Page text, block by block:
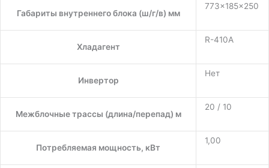
Габариты внутреннего блока (ш/г/в) мм
773×185×250
Хладагент
R-410A
Инвертор
Нет
Межблочные трассы (длина/перепад) м
20 / 10
Потребляемая мощность, кВт
1,00